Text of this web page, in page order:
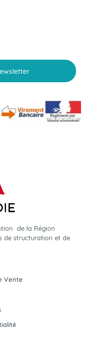
de la Région
de structuration et de
Vente